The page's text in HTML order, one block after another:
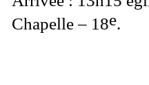
Chapelle – 18e.